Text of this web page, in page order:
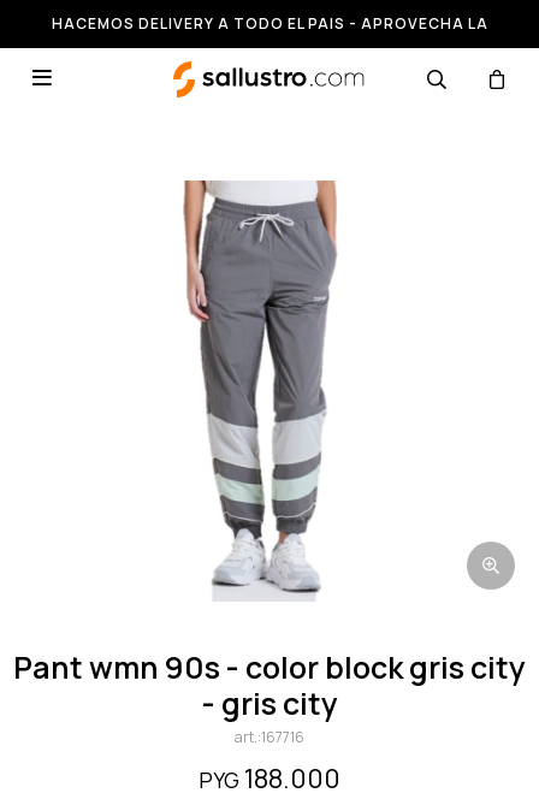
HACEMOS DELIVERY A TODO EL PAIS - APROVECHA LA
RUNNING HASTA 50% OFF

pant wmn 90s - color block gris city
- gris city
167716
PYG 188.000